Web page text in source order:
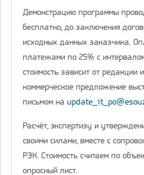
Демонстрацию программы
бесплатно, до заключения
исходных данных заказчика.
платежами по 25% с
стоимость зависит от редакции
коммерческое предложение
письмом на
Расчёт, экспертизу и
своими силами, вместе с
РЭК. Стоимость считаем по
опросный лист.